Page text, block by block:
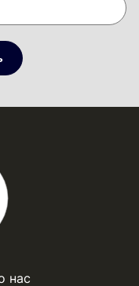
нас